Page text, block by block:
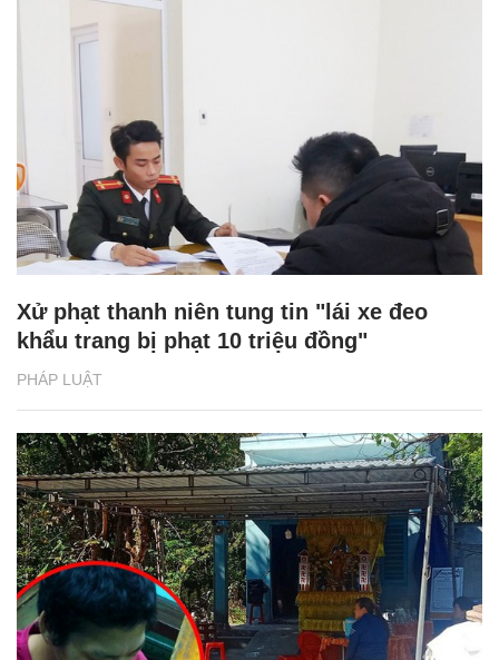
PHÁP LUẬT
Xử phạt thanh niên tung tin "lái xe đeo
khẩu trang bị phạt 10 triệu đồng"